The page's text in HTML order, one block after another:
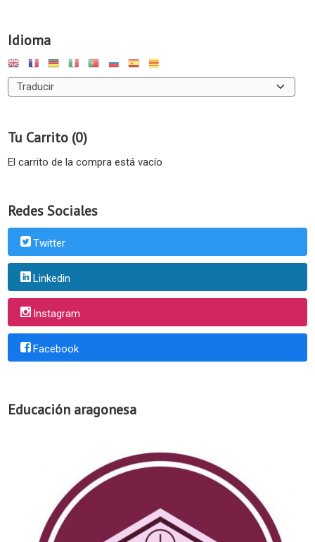
Idioma
Tu Carrito (0)
El carrito de la compra está vacío
Redes Sociales
Twitter
Linkedin
Instagram
Facebook
Educación aragonesa